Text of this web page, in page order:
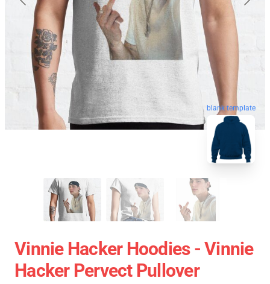
blank template
Vinnie Hacker Hoodies - Vinnie
Hacker Pervect Pullover